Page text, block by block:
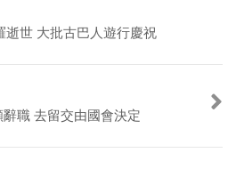
逝世 大批古巴人遊行慶祝
職 去留交由國會決定